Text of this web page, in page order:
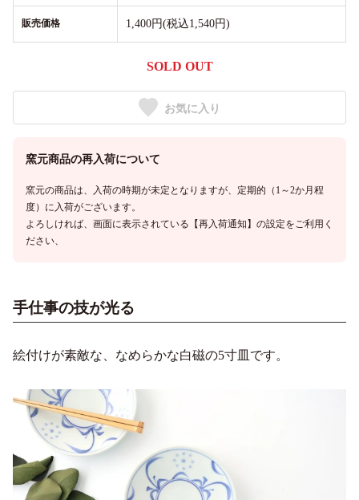
販売価格 1,400円(税込1,540円)
SOLD OUT
お気に入り
窯元商品の再入荷について
窯元の商品は、入荷の時期が未定となりますが、定期的（1～2か月程
度）に入荷がございます。
よろしければ、画面に表示されている【再入荷通知】の設定をご利用く
ださい、
手仕事の技が光る
絵付けが素敵な、なめらかな白磁の5寸皿です。